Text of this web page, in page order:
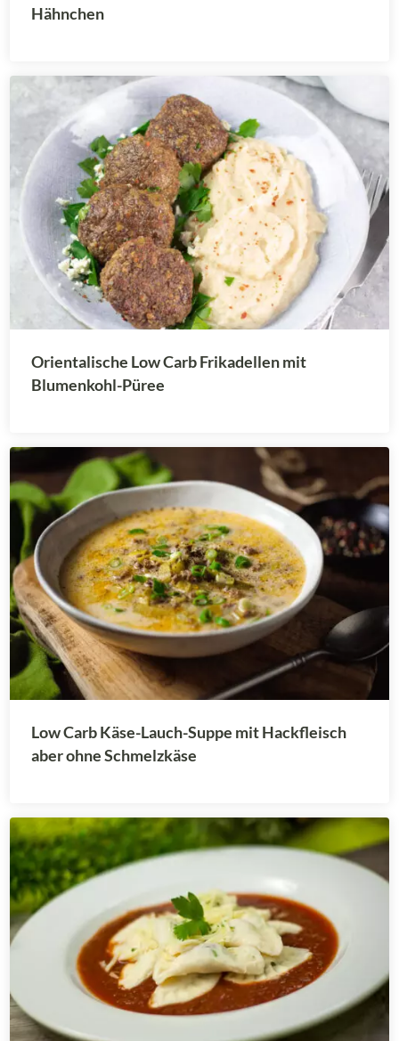
Hähnchen
Orientalische Low Carb Frikadellen mit
Blumenkohl-Püree
Low Carb Käse-Lauch-Suppe mit Hackfleisch
aber ohne Schmelzkäse